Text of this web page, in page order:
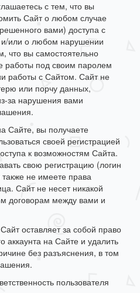
с тем, что вы
Сайт о любом случае
вами) доступа с
или о любом нарушении
что вы самостоятельно
работы под своим паролем
работы с Сайтом. Сайт не
или порчу данных,
за нарушения вами
Сайте, вы получаете
своей регистрацией
к возможностям Сайта.
свою регистрацию (логин
не имеете права
Сайт не несет никакой
договорам между вами и
оставляет за собой право
аккаунта на Сайте и удалить
без разъяснения, в том
пользователя